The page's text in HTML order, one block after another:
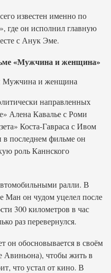
известен именно по
где он исполнил главную
с Анук Эме.
«Мужчина и женщина»
направленных
Алена Кавалье с Роми
Коста-Гавраса с Ивом
последнем фильме он
роль Каннского
ралли. В
Ман он чудом уцелел после
300 километров в час
раз перевернулся.
он обосновывается в своём
Авиньона), чтобы жить в
что устал от кино. В